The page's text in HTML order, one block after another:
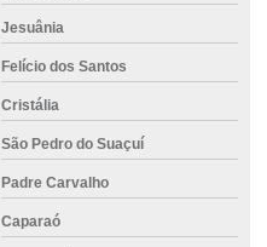
Jesuânia
Felício dos Santos
Cristália
São Pedro do Suaçuí
Padre Carvalho
Caparaó